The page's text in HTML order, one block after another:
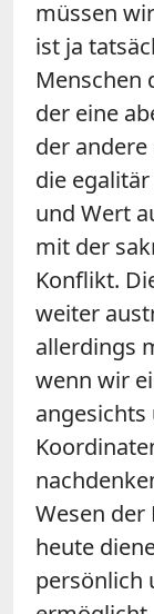
müssen
ist ja
Menschen
der eine
der
die
und Wert
mit der
Konflikt.
weiter
allerdings
wenn wir
Wesen der
heute
persönlich